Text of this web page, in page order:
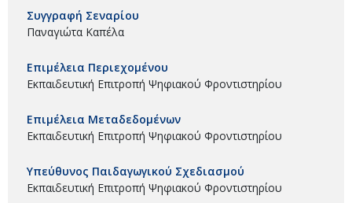
Συγγραφή Σεναρίου
Παναγιώτα Καπέλα
Επιμέλεια Περιεχομένου
Εκπαιδευτική Επιτροπή Ψηφιακού Φροντιστηρίου
Επιμέλεια Μεταδεδομένων
Εκπαιδευτική Επιτροπή Ψηφιακού Φροντιστηρίου
Υπεύθυνος Παιδαγωγικού Σχεδιασμού
Εκπαιδευτική Επιτροπή Ψηφιακού Φροντιστηρίου